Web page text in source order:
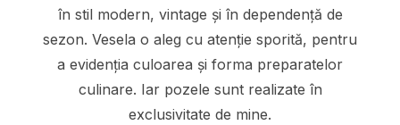
în stil modern, vintage și în dependență de
sezon. Vesela o aleg cu atenție sporită, pentru
a evidenția culoarea și forma preparatelor
culinare. Iar pozele sunt realizate în
exclusivitate de mine.